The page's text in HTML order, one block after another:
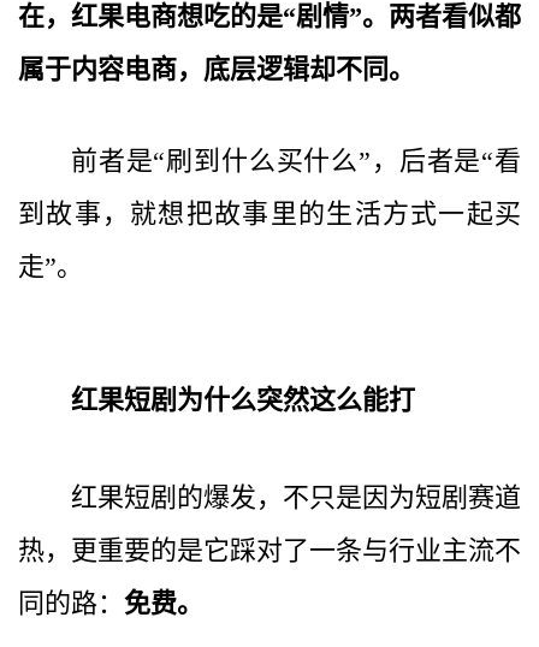
在，红果电商想吃的是“剧情”。两者看似都
属于内容电商，底层逻辑却不同。
前者是“刷到什么买什么”，后者是“看
到故事，就想把故事里的生活方式一起买
走”。
红果短剧为什么突然这么能打
红果短剧的爆发，不只是因为短剧赛道
热，更重要的是它踩对了一条与行业主流不
同的路： 免费。